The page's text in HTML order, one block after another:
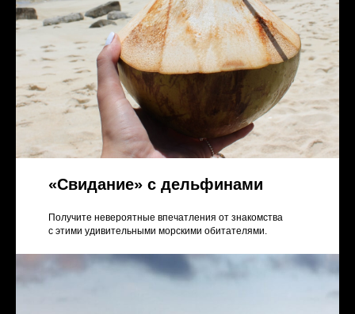
«Свидание» с дельфинами
Получите невероятные впечатления от знакомства
с этими удивительными морскими обитателями.